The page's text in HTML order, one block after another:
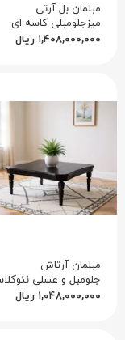
مبلمان بل آرتی
میزجلومبلی کاسه ای
۱,۴۰۸,۰۰۰,۰۰۰ ریال
مبلمان آرتاش
۱,۰۴۸,۰۰۰,۰۰۰ ریال